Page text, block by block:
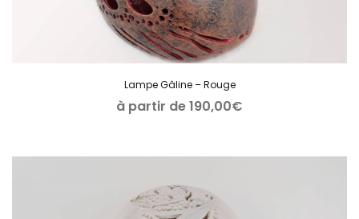
Lampe Gâline – Rouge
à partir de190,00€